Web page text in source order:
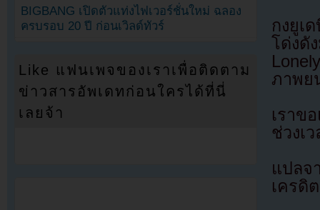
กงยูเ
โด่งดั
ภาพย
เราข
ช่วงเ
แปล
เครดิ
BIGBANG เปิดตัวแท่งไฟเวอร์ชั่นใหม่ ฉลอง
ครบรอบ 20 ปี ก่อนเวิลด์ทัวร์
Like แฟนเพจของเราเพื่อติดตาม
ข่าวสารอัพเดทก่อนใครได้ที่นี่
เลยจ้า